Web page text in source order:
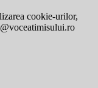
cookie-urilor,